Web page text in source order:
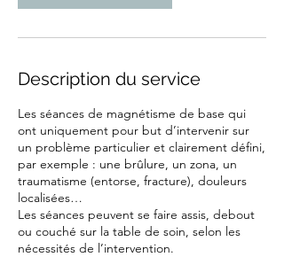
Description du service
Les séances de magnétisme de base qui
ont uniquement pour but d’intervenir sur
un problème particulier et clairement défini,
par exemple : une brûlure, un zona, un
traumatisme (entorse, fracture), douleurs
localisées…
Les séances peuvent se faire assis, debout
ou couché sur la table de soin, selon les
nécessités de l’intervention.